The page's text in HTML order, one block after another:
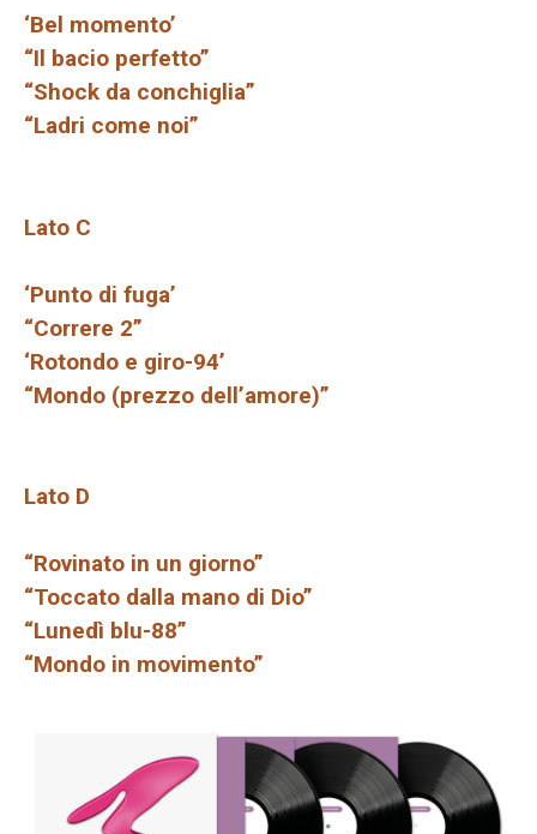
‘Bel momento’
“Il bacio perfetto”
“Shock da conchiglia”
“Ladri come noi”
Lato C
‘Punto di fuga’
“Correre 2”
‘Rotondo e giro-94’
“Mondo (prezzo dell’amore)”
Lato D
“Rovinato in un giorno”
“Toccato dalla mano di Dio”
“Lunedì blu-88”
“Mondo in movimento”